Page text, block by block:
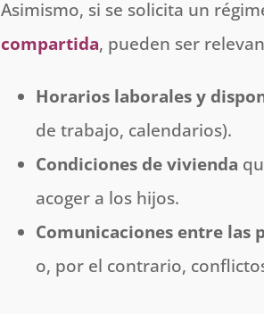
Asimismo, si se solicita un
compartida, pueden ser
Horarios laborales y
de trabajo, calendarios).
Condiciones de vivienda
acoger a los hijos.
Comunicaciones entre las
o, por el contrario,